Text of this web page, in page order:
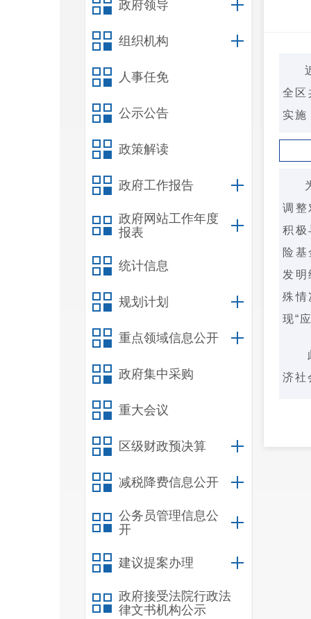
政府领导
组织机构
人事任免
公示公告
政策解读
政府工作报告
政府网站工作年度
报表
统计信息
规划计划
重点领域信息公开
政府集中采购
重大会议
区级财政预决算
减税降费信息公开
公务员管理信息公
开
建议提案办理
政府接受法院行政法
律文书机构公示
全区
实施
调整
积极
险
发明
殊情
现“
济社